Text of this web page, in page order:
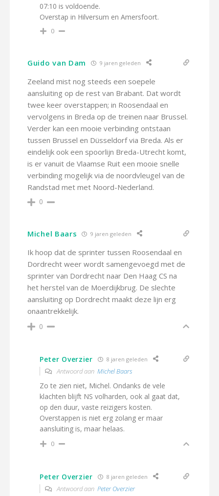
07:10 is voldoende.
Overstap in Hilversum en Amersfoort.
0
Guido van Dam 9 jaren geleden
Zeeland mist nog steeds een soepele
aansluiting op de rest van Brabant. Dat wordt
twee keer overstappen; in Roosendaal en
vervolgens in Breda op de treinen naar Brussel.
Verder kan een mooie verbinding ontstaan
tussen Brussel en Düsseldorf via Breda. Als er
eindelijk ook een spoorlijn Breda-Utrecht komt,
is er vanuit de Vlaamse Ruit een mooie snelle
verbinding mogelijk via de noordvleugel van de
Randstad met met Noord-Nederland.
0
Michel Baars 9 jaren geleden
Ik hoop dat de sprinter tussen Roosendaal en
Dordrecht weer wordt samengevoegd met de
sprinter van Dordrecht naar Den Haag CS na
het herstel van de Moerdijkbrug. De slechte
aansluiting op Dordrecht maakt deze lijn erg
onaantrekkelijk.
0
Peter Overzier 8 jaren geleden
Antwoord aan Michel Baars
Zo te zien niet, Michel. Ondanks de vele
klachten blijft NS volharden, ook al gaat dat,
op den duur, vaste reizigers kosten.
Overstappen is niet erg zolang er maar
aansluiting is, maar helaas.
0
Peter Overzier 8 jaren geleden
Antwoord aan Peter Overzier